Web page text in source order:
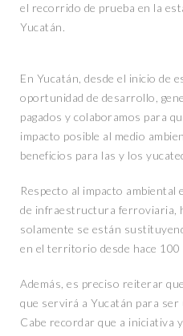
el recorrido de prueba en la
Yucatán.
En Yucatán, desde el inicio de
oportunidad de desarrollo,
pagados y colaboramos para
impacto posible al medio
beneficios para las y los
Respecto al impacto ambiental
de infraestructura ferroviaria,
solamente se están
en el territorio desde hace 100
Además, es preciso reiterar
que servirá a Yucatán para
Cabe recordar que a iniciativa